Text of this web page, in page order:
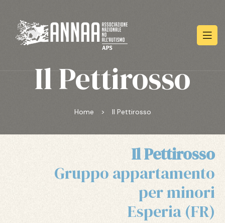
Il Pettirosso
Home > Il Pettirosso
Il Pettirosso
Gruppo appartamento
per minori
Esperia (FR)